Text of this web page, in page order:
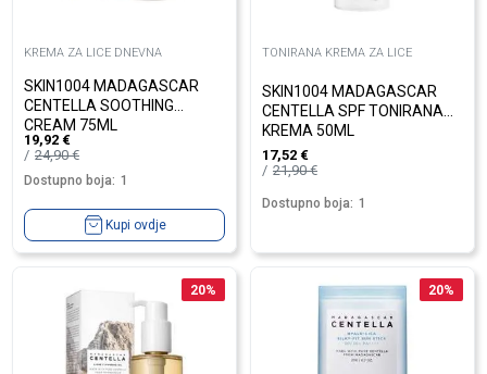
KREMA ZA LICE DNEVNA
SKIN1004 MADAGASCAR
CENTELLA SOOTHING
CREAM 75ML
19,92 €
24,90€
Dostupno boja: 1
Kupi ovdje
TONIRANA KREMA ZA LICE
SKIN1004 MADAGASCAR
CENTELLA SPF TONIRANA
KREMA 50ML
17,52 €
21,90€
Dostupno boja: 1
20% 20%